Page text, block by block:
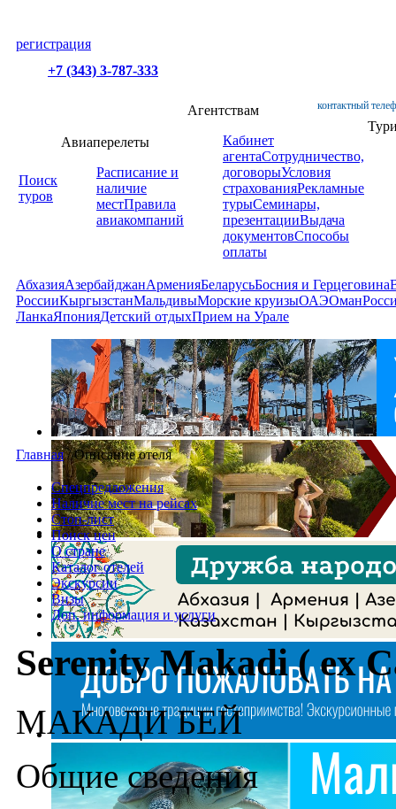
регистрация
+7 (343) 3-787-333
контактный
Поиск
туров
Авиаперелеты
Расписание и
наличие
местПравила
авиакомпаний
Агентствам
Кабинет
агентаСотрудничество,
договорыУсловия
страхованияРекламные
турыСеминары,
презентацииВыдача
документовСпособы
оплаты
АбхазияАзербайджанАрменияБеларусьБосния и Герцеговина
РоссииКыргызстанМальдивыМорские круизыОАЭОман
ЛанкаЯпонияДетский отдыхПрием на Урале
Главная /Описание отеля
Спецпредложения
Наличие мест на рейсах
Стоп-лист
Поиск цен
О стране
Каталог отелей
Экскурсии
Визы
Доп. информация и услуги
Serenity Makadi ( ex
МАКАДИ БЕЙ
Общие сведения